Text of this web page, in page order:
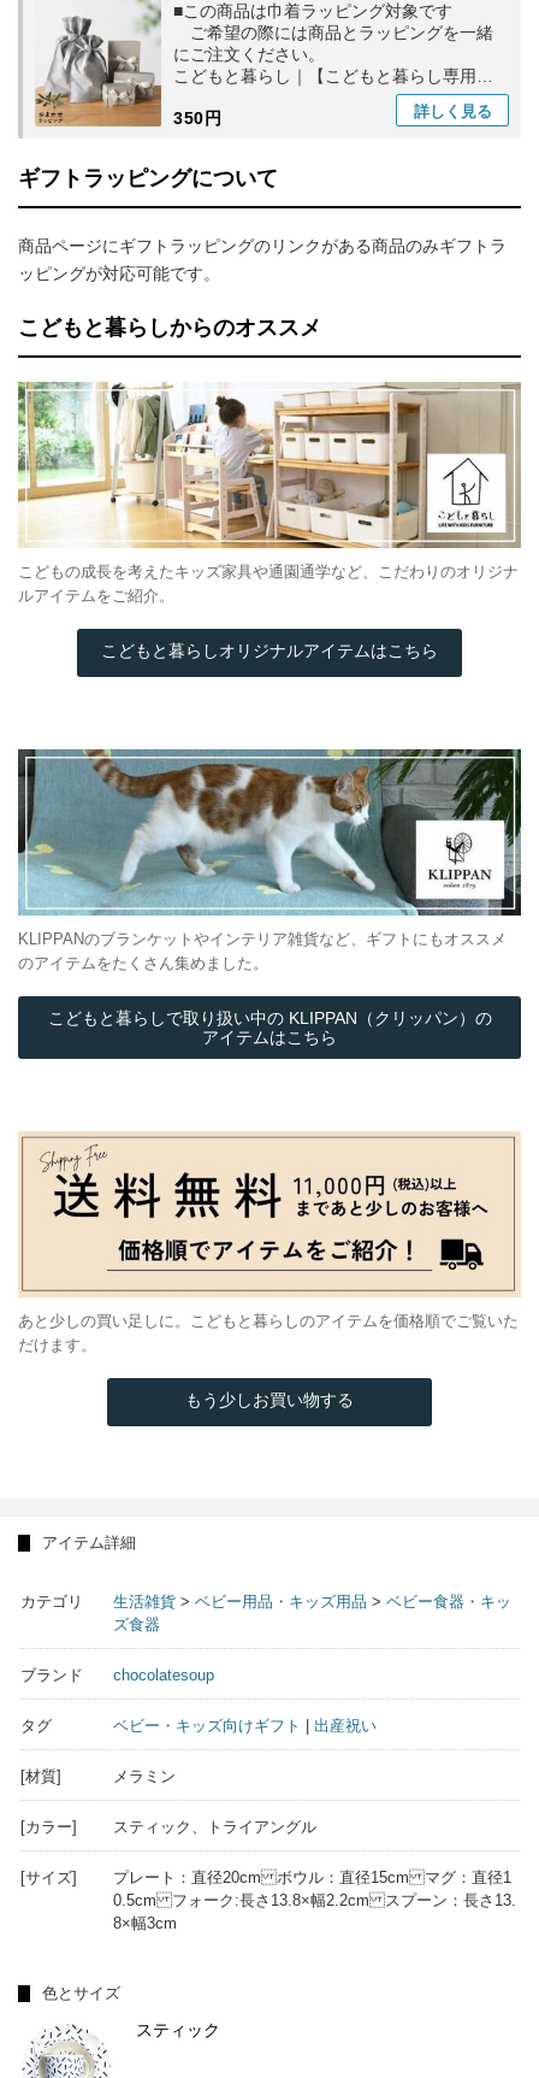
■この商品は巾着ラッピング対象です
ご希望の際には商品とラッピングを一緒
にご注文ください。
こどもと暮らし｜【こどもと暮らし専用】
350円
詳しく 見る
ギフトラッピングについて
商品ページにギフトラッピングのリンクがある商品のみギフトラ
ッピングが対応可能です。
こどもと暮らしからのオススメ
こどもの成長を考えたキッズ家具や通園通学など、こだわりのオリジナ
ルアイテムをご紹介。
こどもと暮らしオリジナルアイテムはこちら
KLIPPANのブランケットやインテリア雑貨など、ギフトにもオススメ
のアイテムをたくさん集めました。
こどもと暮らしで取り扱い中の KLIPPAN（クリッパン）の
アイテムはこちら
あと少しの買い足しに。こどもと暮らしのアイテムを価格順でご覧いた
だけます。
もう少しお買い物する
アイテム詳細
カテゴリ 生活雑貨 > ベビー用品・キッズ用品 > ベビー食器・キッ
ズ食器
ブランド chocolatesoup
タグ ベビー・キッズ向けギフト | 出産祝い
[材質] メラミン
[カラー] スティック、トライアングル
[サイズ]
プレート：直径20cm ボウル：直径15cm マグ：直径1
0.5cm フォーク:長さ13.8×幅2.2cm スプーン：長さ13.
8×幅3cm
色とサイズ
スティック